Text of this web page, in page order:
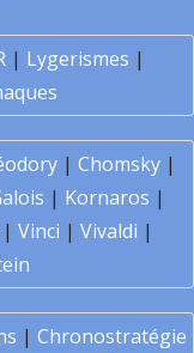
| Lygerismes |
| Chomsky|
| Kornaros |
| Vinci | Vivaldi |
| Chronostratégie